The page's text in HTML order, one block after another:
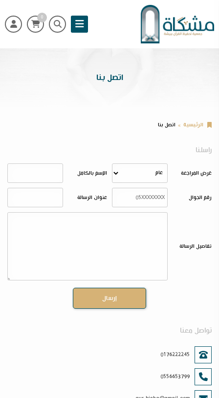
0
اتصل بنا
الرئيسية اتصل بنا
راسلنا
غرض المراجعة الإسم بالكامل
رقم الجوال عنوان الرسالة
تفاصيل الرسالة
تواصل معنا
0176222245
0556653799